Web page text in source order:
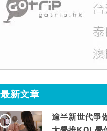
最新文章
逾半新世代爭